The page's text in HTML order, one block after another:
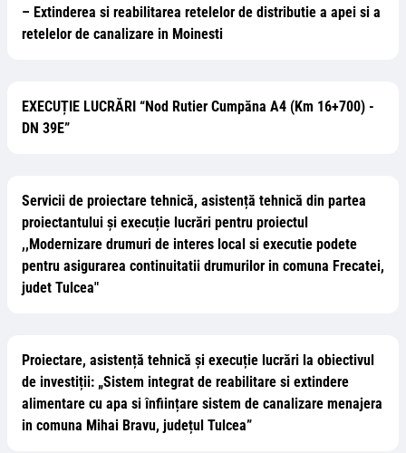
– Extinderea si reabilitarea retelelor de distributie a apei si a
retelelor de canalizare in Moinesti
EXECUȚIE LUCRĂRI “Nod Rutier Cumpăna A4 (Km 16+700) -
DN 39E”
Servicii de proiectare tehnică, asistență tehnică din partea
proiectantului și execuție lucrări pentru proiectul
,,Modernizare drumuri de interes local si executie podete
pentru asigurarea continuitatii drumurilor in comuna Frecatei,
judet Tulcea"
Proiectare, asistență tehnică și execuție lucrări la obiectivul
de investiții: „Sistem integrat de reabilitare si extindere
alimentare cu apa si înființare sistem de canalizare menajera
in comuna Mihai Bravu, județul Tulcea”